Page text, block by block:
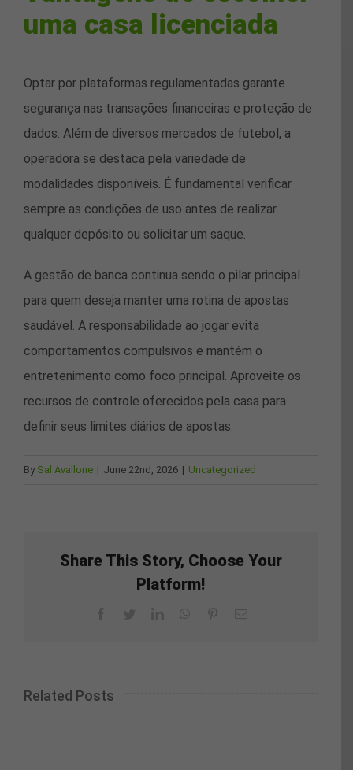
uma casa licenciada
Optar por plataformas regulamentadas garante
segurança nas transações financeiras e proteção de
dados. Além de diversos mercados de futebol, a
operadora se destaca pela variedade de
modalidades disponíveis. É fundamental verificar
sempre as condições de uso antes de realizar
qualquer depósito ou solicitar um saque.
A gestão de banca continua sendo o pilar principal
para quem deseja manter uma rotina de apostas
saudável. A responsabilidade ao jogar evita
comportamentos compulsivos e mantém o
entretenimento como foco principal. Aproveite os
recursos de controle oferecidos pela casa para
definir seus limites diários de apostas.
By Sal Avallone | June 22nd, 2026 | Uncategorized
Share This Story, Choose Your
Platform!
Related Posts